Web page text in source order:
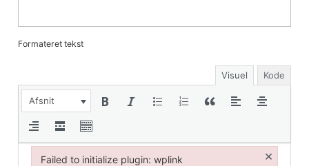
Formateret tekst
Visuel Kode
Afsnit
Failed to initialize plugin: wplink ×